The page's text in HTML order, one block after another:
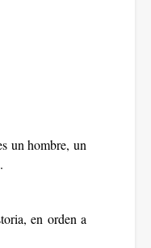
un hombre, un
en orden a